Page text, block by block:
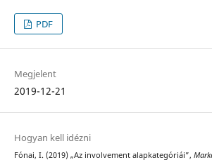
PDF
Megjelent
2019-12-21
Hogyan kell idézni
Fónai, I. (2019) „Az involvement alapkategóriái”,